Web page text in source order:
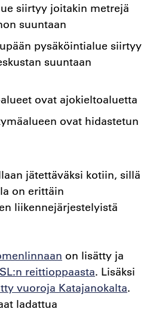
siirtyy joitakin metrejä
suuntaan
pysäköintialue siirtyy
suuntaan
ovat ajokieltoaluetta
ovat hidastetun
jätettäväksi kotiin, sillä
on erittäin
liikennejärjestelyistä
on lisätty ja
reittioppaasta. Lisäksi
vuoroja Katajanokalta.
ladattua